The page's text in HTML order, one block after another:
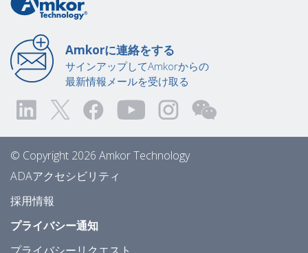
Amkorに連絡をする
サインアップしてAmkorからの
最新情報メールを受け取る
© Copyright 2026 Amkor Technology
ADAアクセシビリティ
採用情報
プライバシー通知